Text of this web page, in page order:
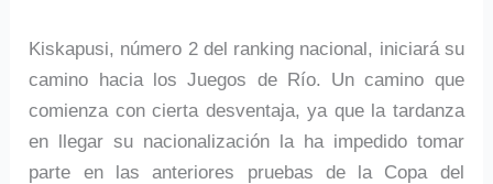
Kiskapusi, número 2 del ranking nacional, iniciará su
camino hacia los Juegos de Río. Un camino que
comienza con cierta desventaja, ya que la tardanza
en llegar su nacionalización la ha impedido tomar
parte en las anteriores pruebas de la Copa del